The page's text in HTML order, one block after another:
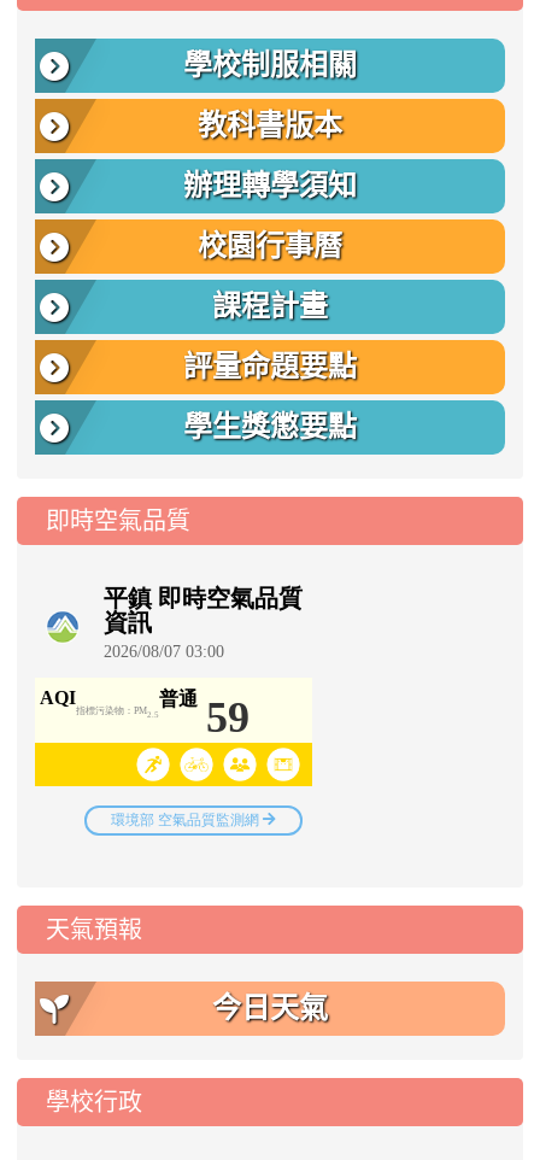
學校制服相關
教科書版本
辦理轉學須知
校園行事曆
課程計畫
評量命題要點
學生獎懲要點
即時空氣品質
天氣預報
今日天氣
學校行政